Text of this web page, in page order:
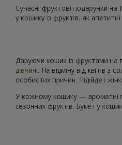
Сучасні фруктові подарунки
у кошику із фруктів, як
Даруючи кошик із фруктами на
дівчині. На відміну від квітів
особистих причин. Підійде і
У кожному кошику — ароматні
сезонних фруктів. Букет у